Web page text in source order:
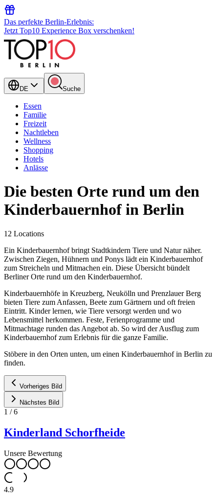
Das perfekte Berlin-Erlebnis:
Jetzt Top10 Experience Box verschenken!
DE Suche
Essen
Familie
Freizeit
Nachtleben
Wellness
Shopping
Hotels
Anlässe
Die besten Orte rund um den
Kinderbauernhof in Berlin
12 Locations
Ein Kinderbauernhof bringt Stadtkindern Tiere und Natur näher.
Zwischen Ziegen, Hühnern und Ponys lädt ein Kinderbauernhof
zum Streicheln und Mitmachen ein. Diese Übersicht bündelt
Berliner Orte rund um den Kinderbauernhof.
Kinderbauernhöfe in Kreuzberg, Neukölln und Prenzlauer Berg
bieten Tiere zum Anfassen, Beete zum Gärtnern und oft freien
Eintritt. Kinder lernen, wie Tiere versorgt werden und wo
Lebensmittel herkommen. Feste, Ferienprogramme und
Mitmachtage runden das Angebot ab. So wird der Ausflug zum
Kinderbauernhof zum Erlebnis für die ganze Familie.
Stöbere in den Orten unten, um einen Kinderbauernhof in Berlin zu
finden.
Vorheriges Bild
Nächstes Bild
1 /6
Kinderland Schorfheide
Unsere Bewertung
4.9